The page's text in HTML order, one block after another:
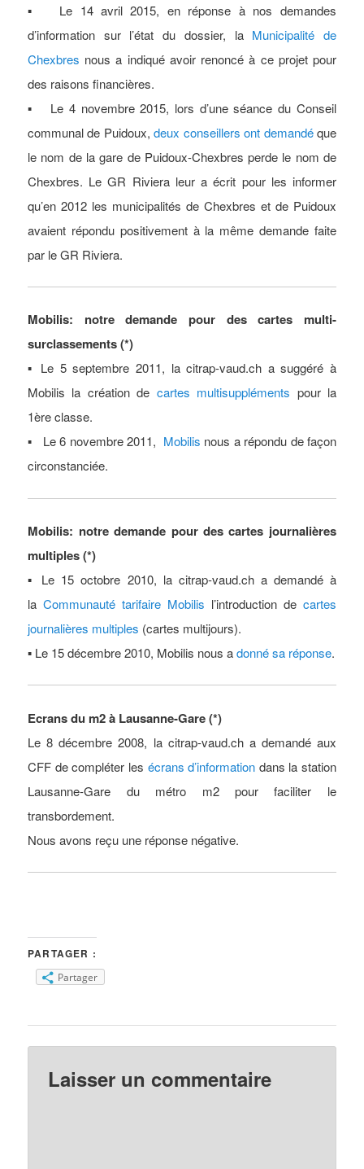
▪ Le 14 avril 2015, en réponse à nos demandes
d’information sur l’état du dossier, la Municipalité de
Chexbres nous a indiqué avoir renoncé à ce projet pour
des raisons financières.
▪ Le 4 novembre 2015, lors d’une séance du Conseil
communal de Puidoux,deux conseillers ont demandéque
le nom de la gare de Puidoux-Chexbres perde le nom de
Chexbres. Le GR Riviera leur a écrit pour les informer
qu’en 2012 les municipalités de Chexbres et de Puidoux
avaient répondu positivement à la même demande faite
par le GR Riviera.
Mobilis: notre demande pour des cartes multi-
surclassements (*)
▪ Le 5 septembre 2011, la citrap-vaud.ch a suggéré à
Mobilis la création de cartes multisuppléments pour la
1ère classe.
▪ Le 6 novembre 2011, Mobilis nous a répondu de façon
circonstanciée.
Mobilis: notre demande pour des cartes journalières
multiples (*)
▪ Le 15 octobre 2010, la citrap-vaud.ch a demandé à
laCommunauté tarifaire Mobilis l’introduction de cartes
journalières multiples (cartes multijours).
▪ Le 15 décembre 2010, Mobilis nous adonné sa réponse.
Ecrans du m2 à Lausanne-Gare (*)
Le 8 décembre 2008, la citrap-vaud.ch a demandé aux
CFF de compléter les écrans d’information dans la station
Lausanne-Gare du métro m2 pour faciliter le
transbordement.
Nous avons reçu une réponse négative.
PARTAGER :
Partager
Laisser un commentaire